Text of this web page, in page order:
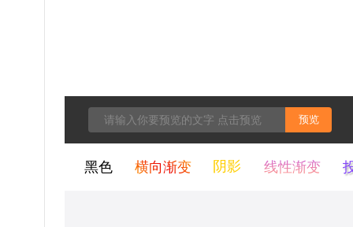
预览
黑色 横向渐变 阴影 线性渐变